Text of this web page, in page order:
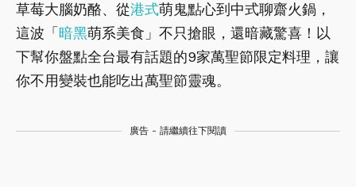
草莓大腦奶酪、從港式萌鬼點心到中式聊齋火鍋，
這波「 暗黑萌系美食」不只搶眼，還暗藏驚喜！以
下幫你盤點全台最有話題的9家萬聖節限定料理，讓
你不用變裝也能吃出萬聖節靈魂。
廣告 - 請繼續往下閱讀